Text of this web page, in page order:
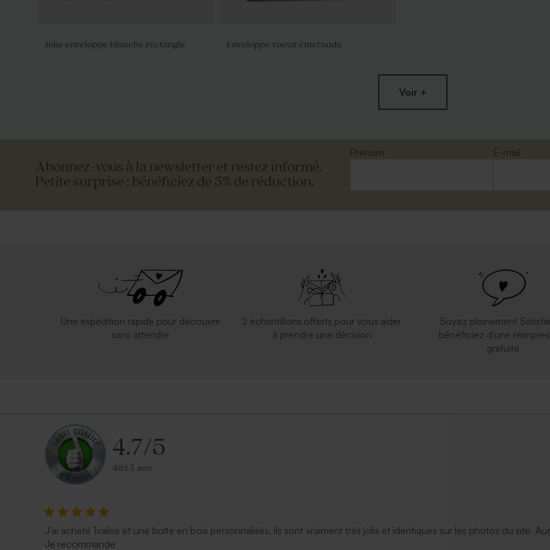
Jolie enveloppe blanche rectangle Enveloppe voeux émeraude
Enveloppe rectangulaire dorée Enveloppe rouge rectangulaire Enveloppe voeux rose nude
Enveloppe noire rectangulaire
Voir +
Abonnez-vous à la newsletter et restez informé.
Petite surprise : bénéficiez de 5% de réduction.
Prénom
E-mail
Une expédition rapide pour découvrir
sans attendre
2 échantillons offerts pour vous aider
à prendre une décision
Soyez pleinement
bénéficiez d'une
gratuite
4.7/5
4863 avis
J'ai acheté 1valise et une boîte en bois personnalisés, ils sont vraiment très jolis et identiques sur les photos du site.
Je recommande